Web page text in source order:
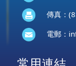
傳真：
電郵：